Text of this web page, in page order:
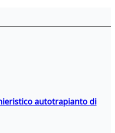
autotrapianto di